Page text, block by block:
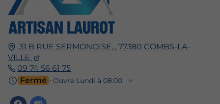
31 B RUE SERMONOISE, , 77380 COMBS-LA-
VILLE
09 74 56 61 75
Fermé ⋅ Ouvre Lundi à 08:00